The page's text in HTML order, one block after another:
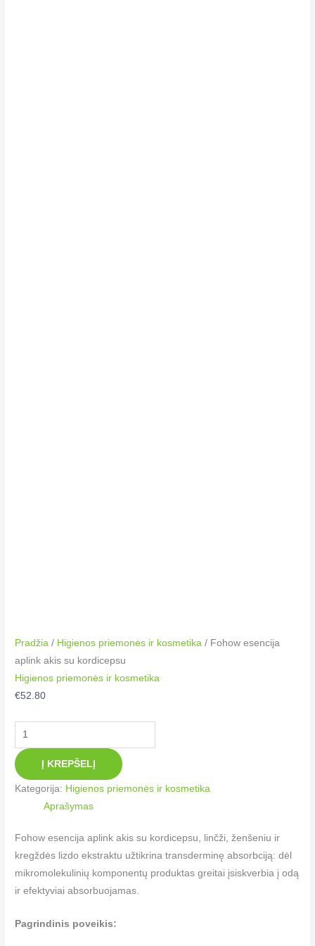
Pradžia / Higienos priemonės ir kosmetika / Fohow esencija
aplink akis su kordicepsu
Higienos priemonės ir kosmetika
€52.80
Į KREPŠELĮ
Kategorija: Higienos priemonės ir kosmetika
Aprašymas
Fohow esencija aplink akis su kordicepsu, linčži, ženšeniu ir
kregždės lizdo ekstraktu užtikrina transderminę absorbciją: dėl
mikromolekulinių komponentų produktas greitai įsiskverbia į odą
ir efektyviai absorbuojamas.
Pagrindinis poveikis: